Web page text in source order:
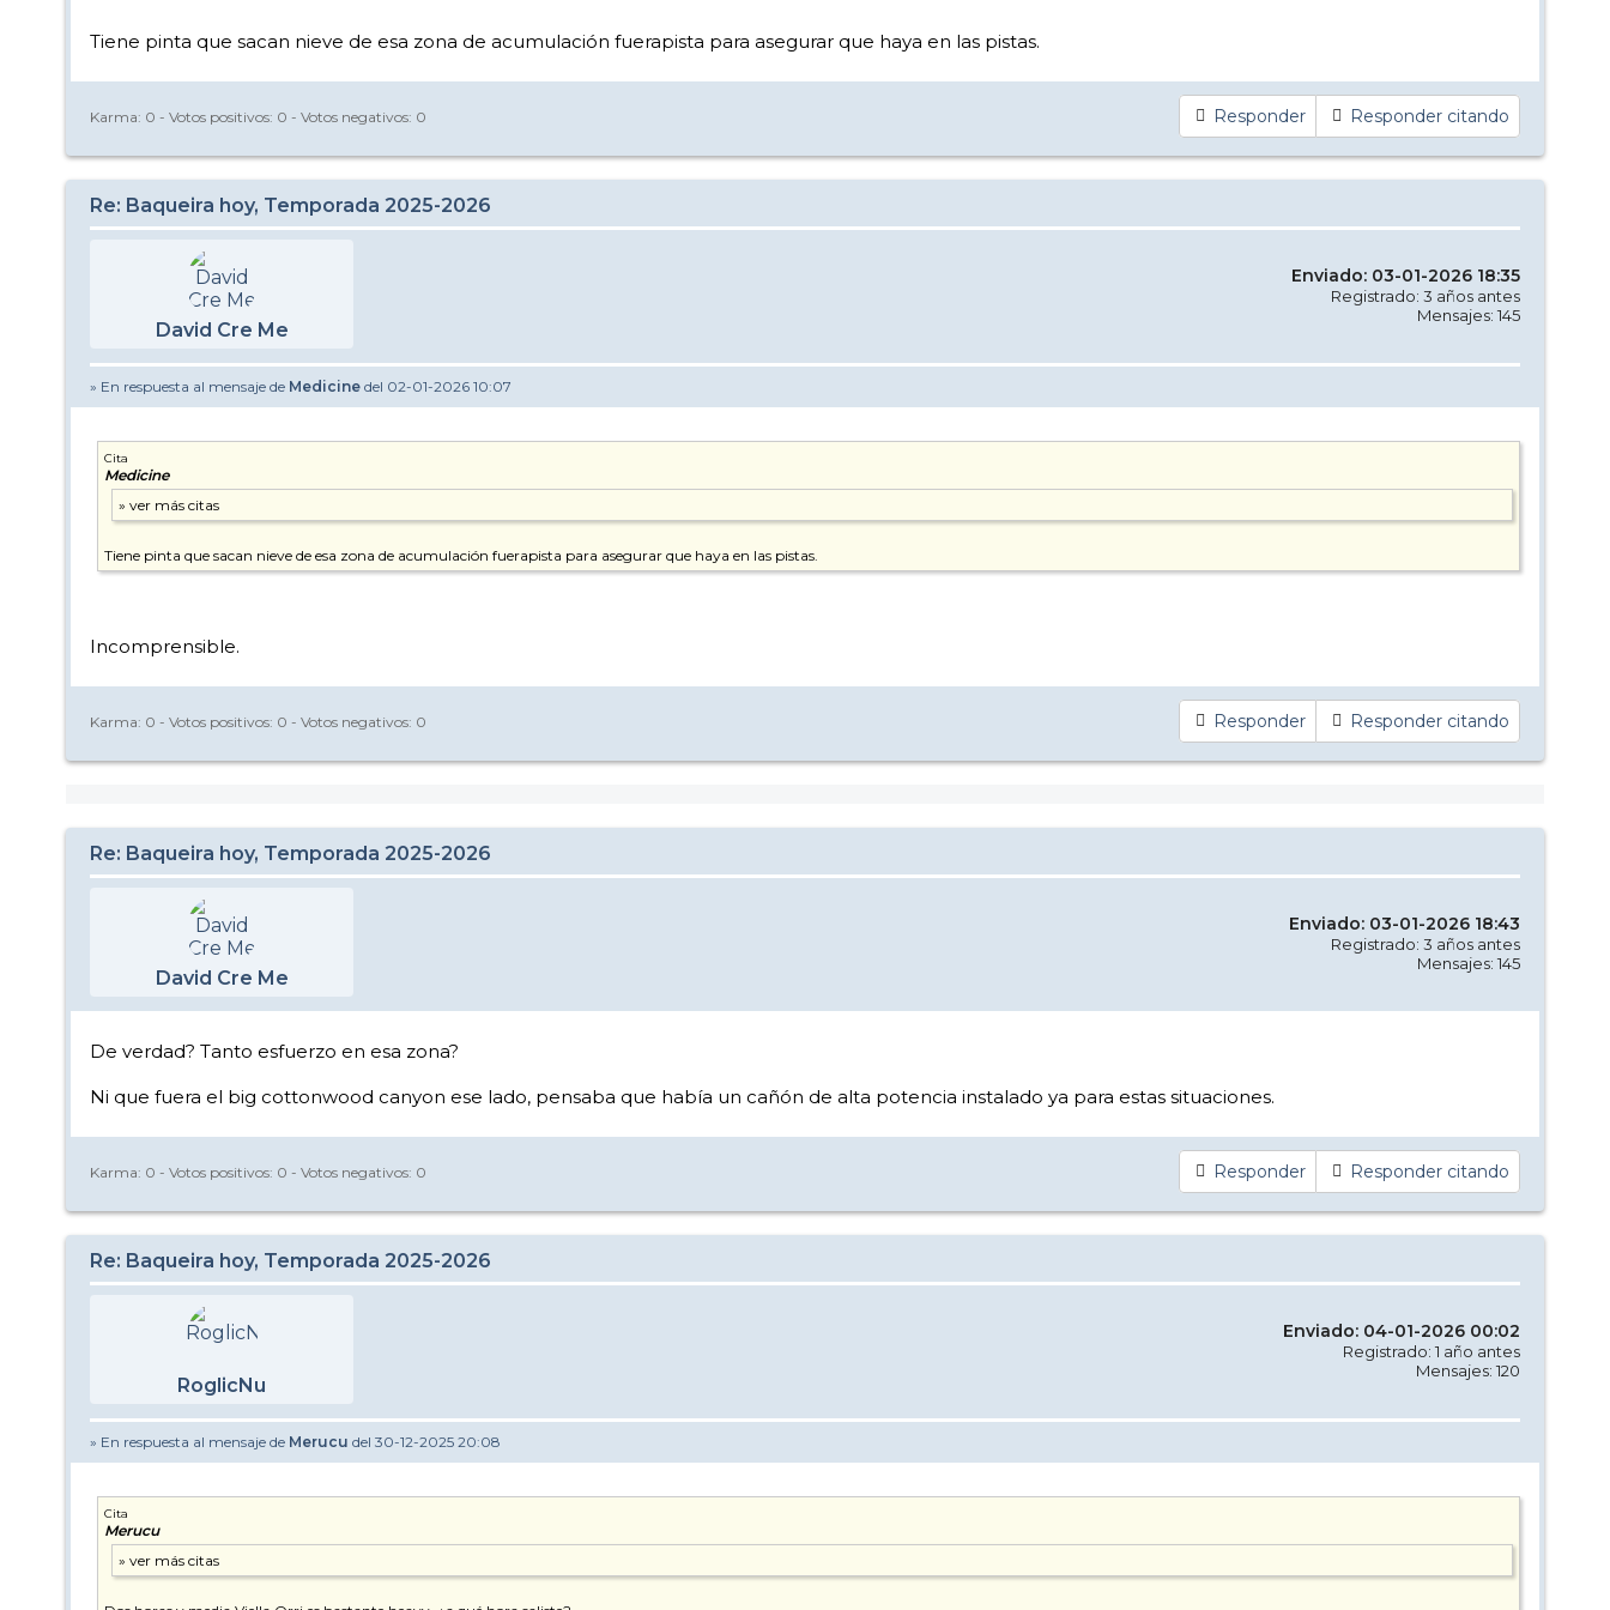
Tiene pinta que sacan nieve de esa zona de acumulación fuerapista para asegurar que haya en las pistas.
Responder Responder citando
Karma: 0 - Votos positivos: 0 - Votos negativos: 0
Re: Baqueira hoy, Temporada 2025-2026
David Cre Me
Enviado: 03-01-2026 18:35
Registrado: 3 años antes
Mensajes: 145
» En respuesta al mensaje de Medicine del 02-01-2026 10:07
Cita
Medicine
Tiene pinta que sacan nieve de esa zona de acumulación fuerapista para asegurar que haya en las pistas.
Incomprensible.
Responder Responder citando
Karma: 0 - Votos positivos: 0 - Votos negativos: 0
Re: Baqueira hoy, Temporada 2025-2026
David Cre Me
Enviado: 03-01-2026 18:43
Registrado: 3 años antes
Mensajes: 145
De verdad? Tanto esfuerzo en esa zona?
Ni que fuera el big cottonwood canyon ese lado, pensaba que había un cañón de alta potencia instalado ya para estas situaciones.
Responder Responder citando
Karma: 0 - Votos positivos: 0 - Votos negativos: 0
Re: Baqueira hoy, Temporada 2025-2026
RoglicNu
Enviado: 04-01-2026 00:02
Registrado: 1 año antes
Mensajes: 120
» En respuesta al mensaje de Merucu del 30-12-2025 20:08
Cita
Merucu